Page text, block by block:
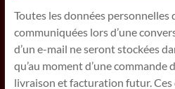
Toutes les données personnelles
communiquées lors d’une
d’un e-mail ne seront stockées
qu’au moment d’une commande
livraison et facturation futur.